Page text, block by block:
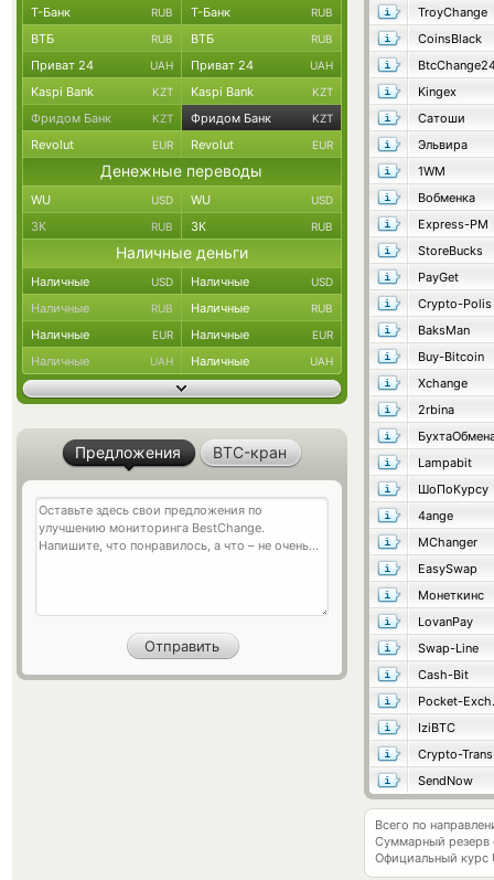
TroyChange
CoinsBlack
Kingex
Сатоши
Эльвира
1WM
Вобменка
Express-PM
StoreBucks
PayGet
Crypto-Polis
BaksMan
Buy-Bitcoin
Xchange
2rbina
Lampabit
ШоПоКурсу
4ange
MChanger
EasySwap
Монеткинс
LovanPay
Swap-Line
Cash-Bit
IziBTC
Crypto-Trans
SendNow
Всего по
Суммарный резерв
Официальный курс
Т-Банк RUB Т-Банк RUB
ВТБ RUB ВТБ RUB
Приват 24 UAH Приват 24 UAH
Kaspi Bank KZT Kaspi Bank KZT
Фридом Банк KZT Фридом Банк KZT
Revolut EUR Revolut EUR
Денежные переводы
WU USD WU USD
ЗК RUB ЗК RUB
Наличные деньги
Наличные USD Наличные USD
Наличные RUB Наличные RUB
Наличные EUR Наличные EUR
Наличные UAH Наличные UAH
Предложения BTC-кран